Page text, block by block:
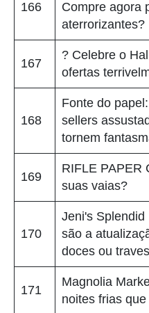
166
Compre agora
aterrorizantes?
167
? Celebre o
ofertas
168
Fonte do
sellers
tornem
169
RIFLE PAPER
suas vaias?
170
Jeni's
são a
doces ou
171
Magnolia
noites frias